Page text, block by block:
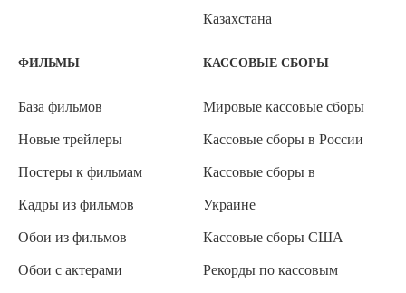
Казахстана
ФИЛЬМЫ
База фильмов
Новые трейлеры
Постеры к фильмам
Кадры из фильмов
Обои из фильмов
Обои с актерами
КАССОВЫЕ СБОРЫ
Мировые кассовые сборы
Кассовые сборы в России
Кассовые сборы в
Украине
Кассовые сборы США
Рекорды по кассовым